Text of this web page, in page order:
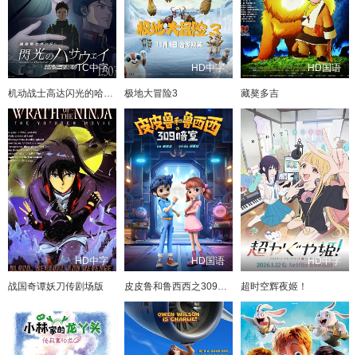
TC中字
机动战士高达闪光的哈萨维喀耳刻的魔女
HD中字
极地大冒险3
HD国语
藏獒多吉
HD中字
战国奇谭妖刀传剧场版
HD国语
皮皮鲁和鲁西西之309暗室
HD中字
超时空辉夜姬！